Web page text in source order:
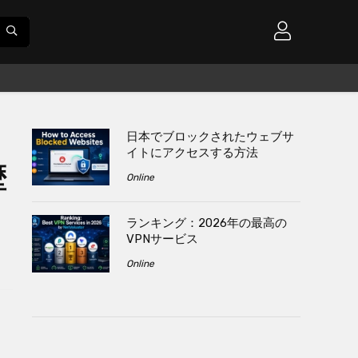
日本でブロックされたウェブサ
イトにアクセスする方法
Online
ランキング：2026年の最高の
VPNサービス
Online